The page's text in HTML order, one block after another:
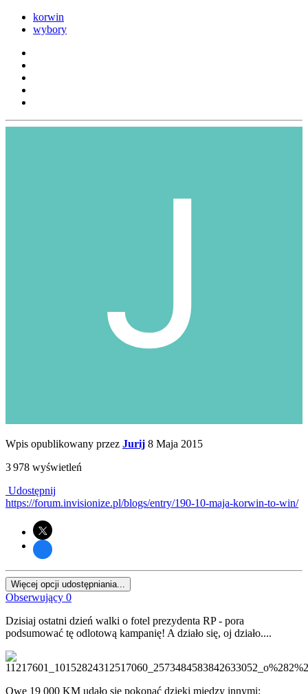
korwin
wybory
Wpis opublikowany przez Jurij 8 Maja 2015
3 978 wyświetleń
Udostępnij
https://forum.invisionize.pl/blogs/entry/190-10-maja-korwin-to-win/
Więcej opcji udostępniania...
Obserwujący 0
Dzisiaj ostatni dzień walki o fotel prezydenta RP - pora
podsumować tę odlotową kampanię! A działo się, oj działo....
Owe 19 000 KM udało się pokonać dzięki między innymi: